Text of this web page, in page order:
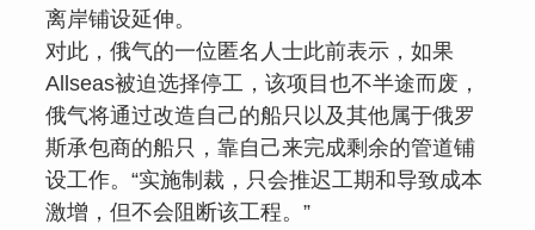
离岸铺设延伸。
对此，俄气的一位匿名人士此前表示，如果
Allseas被迫选择停工，该项目也不半途而废，
俄气将通过改造自己的船只以及其他属于俄罗
斯承包商的船只，靠自己来完成剩余的管道铺
设工作。“实施制裁，只会推迟工期和导致成本
激增，但不会阻断该工程。”